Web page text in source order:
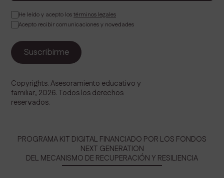
He leído y acepto lostérminos legales
Acepto recibir comunicaciones y novedades
Copyrights. Asesoramiento educativo y
familiar, 2026. Todos los derechos
reservados.
PROGRAMA KIT DIGITAL FINANCIADO POR LOS FONDOS
NEXT GENERATION
DEL MECANISMO DE RECUPERACIÓN Y RESILIENCIA